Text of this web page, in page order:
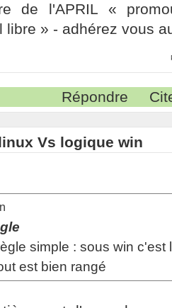
de l'APRIL «
libre » - adhérez vous
Répondre
Vs logique win
simple : sous win c'est
est bien rangé